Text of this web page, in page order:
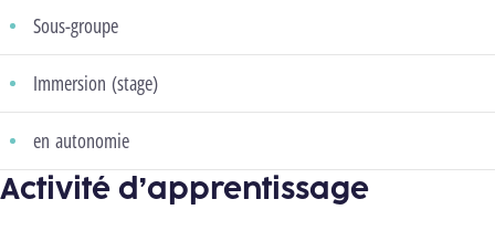
Sous-groupe
Immersion (stage)
en autonomie
Activité d’apprentissage